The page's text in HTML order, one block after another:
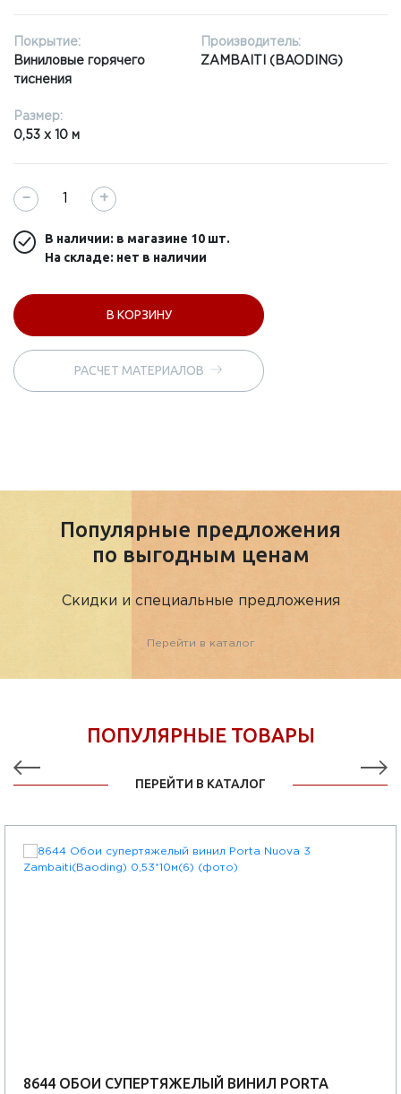
Покрытие:
Виниловые горячего
тиснения
Производитель:
ZAMBAITI (BAODING)
Размер:
0,53 x 10 м
− +
В наличии: в магазине 10 шт.
На складе: нет в наличии
В КОРЗИНУ
РАСЧЕТ МАТЕРИАЛОВ
Популярные предложения
по выгодным ценам
Скидки и специальные предложения
Перейти в каталог
ПОПУЛЯРНЫЕ ТОВАРЫ
ПЕРЕЙТИ В КАТАЛОГ
8644 ОБОИ СУПЕРТЯЖЕЛЫЙ ВИНИЛ PORTA